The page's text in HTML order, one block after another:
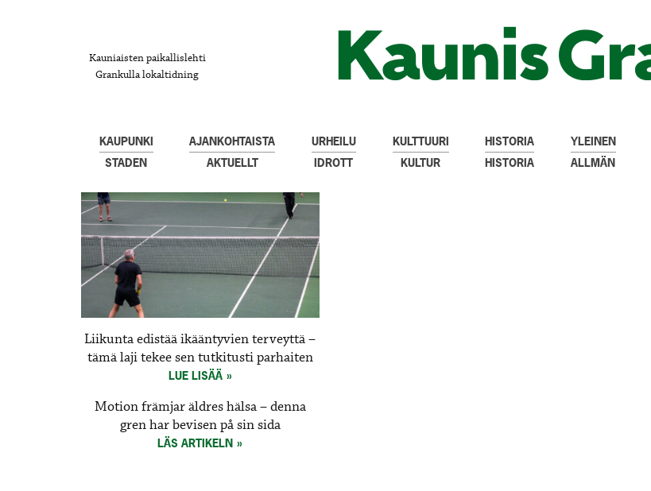
Kauniaisten paikallislehti
Grankulla lokaltidning
KAUPUNKI
STADEN
AJANKOHTAISTA
AKTUELLT
URHEILU
IDROTT
KULTTUURI
KULTUR
HISTORIA
HISTORIA
YLEINEN
ALLMÄN
Liikunta edistää ikääntyvien terveyttä –
tämä laji tekee sen tutkitusti parhaiten
LUE LISÄÄ
Motion främjar äldres hälsa – denna
gren har bevisen på sin sida
LÄS ARTIKELN